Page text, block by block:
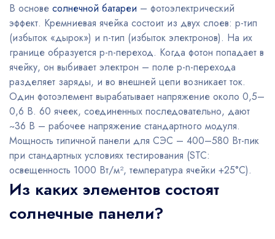
В основе солнечной батареи – фотоэлектрический
эффект. Кремниевая ячейка состоит из двух слоев: p-тип
(избыток «дырок») и n-тип (избыток электронов). На их
границе образуется p-n-переход. Когда фотон попадает в
ячейку, он выбивает электрон – поле p-n-перехода
разделяет заряды, и во внешней цепи возникает ток.
Один фотоэлемент вырабатывает напряжение около 0,5–
0,6 В. 60 ячеек, соединенных последовательно, дают
~36 В – рабочее напряжение стандартного модуля.
Мощность типичной панели для СЭС – 400–580 Вт-пик
при стандартных условиях тестирования (STC:
освещенность 1000 Вт/м², температура ячейки +25°C).
Из каких элементов состоят
солнечные панели?